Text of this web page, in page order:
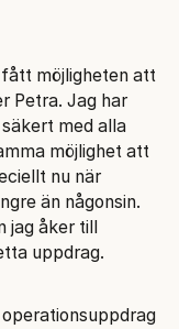
möjligheten att
Petra. Jag har
med alla
möjlighet att
nu när
än någonsin.
åker till
uppdrag.